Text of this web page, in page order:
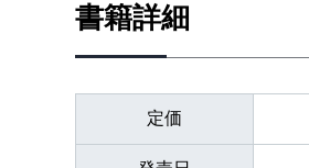
書籍詳細
定価